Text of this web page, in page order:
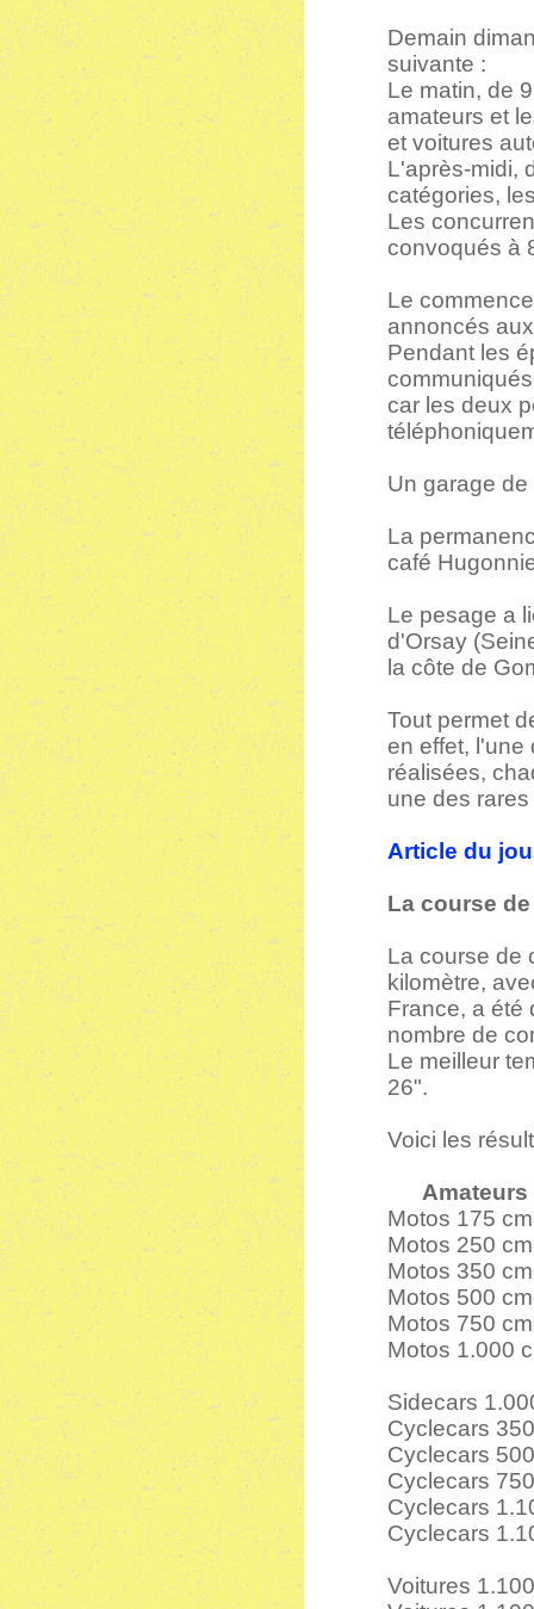
Demain
suivante :
Le matin, de
amateurs et
et voitures
L'après-midi,
catégories,
Les
convoqués à
Le
annoncés
Pendant les
car les deux
Un garage
La
café
Le pesage a
d'Orsay
la côte de
Tout permet
en effet, l'une
réalisées,
une des
Article du
La course
La course de
kilomètre,
France, a été
nombre de
Le meilleur
26".
Voici les
Amateurs
Motos 175
Motos 250
Motos 350
Motos 500
Motos 750
Motos 1.000
Sidecars
Cyclecars
Cyclecars
Cyclecars
Cyclecars
Cyclecars
Voitures